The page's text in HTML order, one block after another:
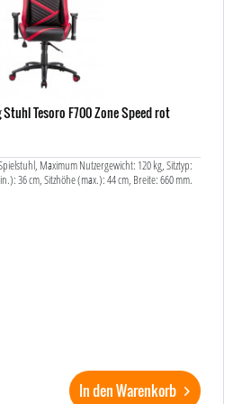
Stuhl Tesoro F700 Zone Speed rot
Maximum Nutzergewicht: 120 kg, Sitztyp:
36 cm, Sitzhöhe (max.): 44 cm, Breite: 660 mm.
In den Warenkorb